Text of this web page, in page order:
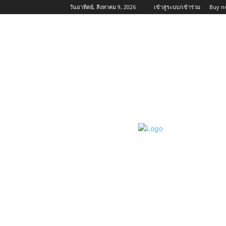
วันอาทิตย์, สิงหาคม 9, 2026 เข้าสู่ระบบ/เข้าร่วม Buy